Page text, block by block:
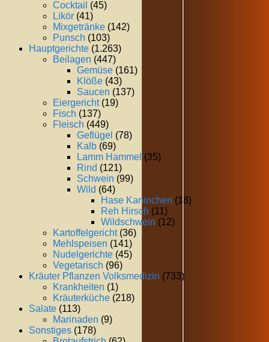
Cocktail (45)
Likör (41)
Mixgetränke (142)
Punsch (103)
Hauptgerichte (1.263)
Beilagen (447)
Gemüse (161)
Klöße (43)
Saucen (137)
Eiergericht(19)
Fisch (137)
Fleisch (449)
Geflügel (78)
Kalb (69)
Lamm Hammel (35)
Rind (121)
Schwein (99)
Wild (64)
Hase Kaninchen (18)
Reh Hirsch (11)
Wildschwein (12)
Kartoffelgericht(36)
Mehlspeisen (141)
Nudelgerichte (45)
Vegetarisch (96)
Kräuter Pflanzen Volksmedizin (733)
Krankheiten (1)
Kräuterküche (218)
Salate (113)
Marinaden (9)
Sonstiges (178)